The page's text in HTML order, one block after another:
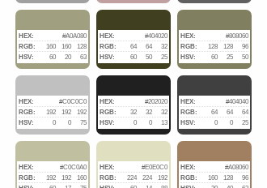
HEX:
#A0A080
RGB:
160 160
128
HSV:
60 20 63
HEX:
#404020
RGB:
64 64
32
HSV:
60 50 25
HEX:
#808060
RGB:
128 128
96
HSV:
60 25 50
HEX:
#C0C0C0
RGB:
192 192
192
HSV:
0 0 75
HEX:
#202020
RGB:
32 32
32
HSV:
0 0 13
HEX:
#404040
RGB:
64 64
64
HSV:
0 0 25
HEX:
#C0C0A0
RGB:
192 192
160
HEX:
#E0E0C0
RGB:
224 224
192
HEX:
#A08060
RGB:
160 128
96